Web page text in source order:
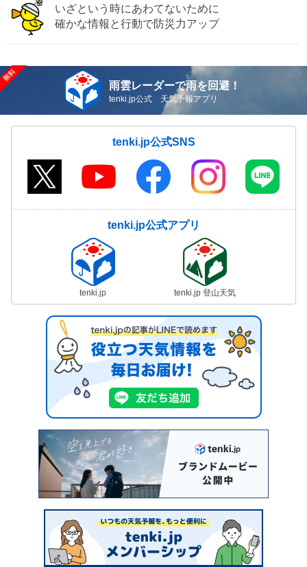
いざという時にあわてないために
確かな情報と行動で防災力アップ
雨雲レーダーで雨を回避！
tenki.jp公式 天気予報アプリ
tenki.jp公式SNS
tenki.jp公式アプリ
tenki.jp tenki.jp 登山天気